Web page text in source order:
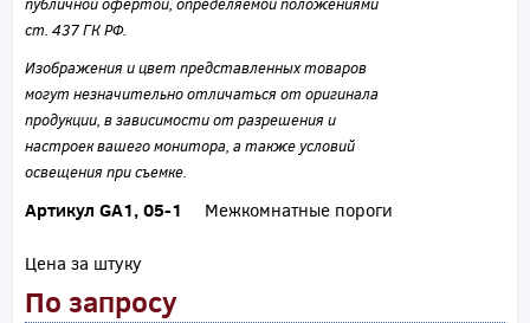
ст. 437 ГК РФ.
Изображения и цвет представленных товаров
могут незначительно отличаться от оригинала
продукции, в зависимости от разрешения и
настроек вашего монитора, а также условий
освещения при съемке.
Артикул GA1, 05-1 Межкомнатные пороги
Цена за штуку
По запросу